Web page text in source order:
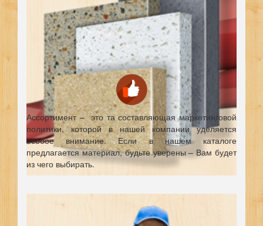
Ассортимент – это та составляющая маркетинговой
политики, которой в нашей компании уделяется
особое внимание. Если в нашем каталоге
предлагается материал, будьте уверены – Вам будет
из чего выбирать.